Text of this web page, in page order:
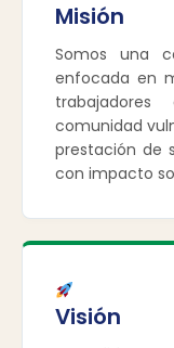
Misión
Somos una
enfocada en
comunidad
prestación de
con impacto
Visión